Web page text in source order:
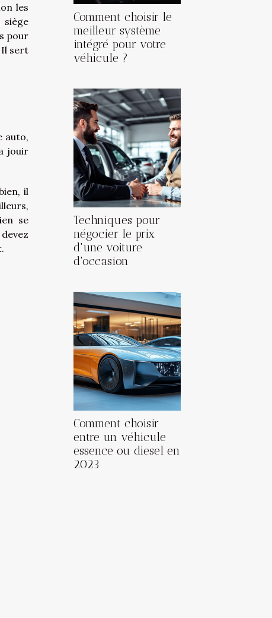
les
siège
pour
Il sert
auto,
jouir
il
se
Comment choisir le
meilleur système
intégré pour votre
véhicule ?
Techniques pour
négocier le prix
d'une voiture
d'occasion
Comment choisir
entre un véhicule
essence ou diesel en
2023